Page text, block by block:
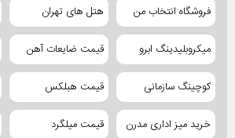
فروشگاه انتخاب من هتل های تهران
میکروبلیدینگ ابرو قیمت ضایعات آهن
کوچینگ سازمانی قیمت هبلکس
خرید میز اداری مدرن قیمت میلگرد